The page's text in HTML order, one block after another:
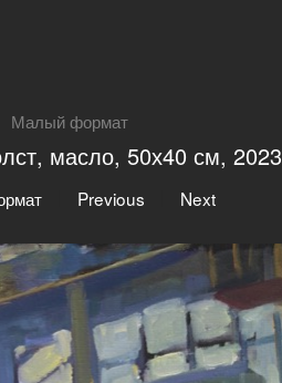
Малый формат
масло, 50х40 см, 2023
Previous Next